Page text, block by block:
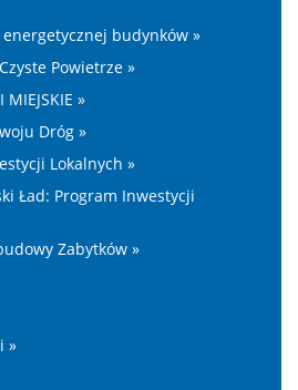
budynków »
Powietrze »
»
Dróg »
Lokalnych »
Ład: Program Inwestycji
Zabytków »
»